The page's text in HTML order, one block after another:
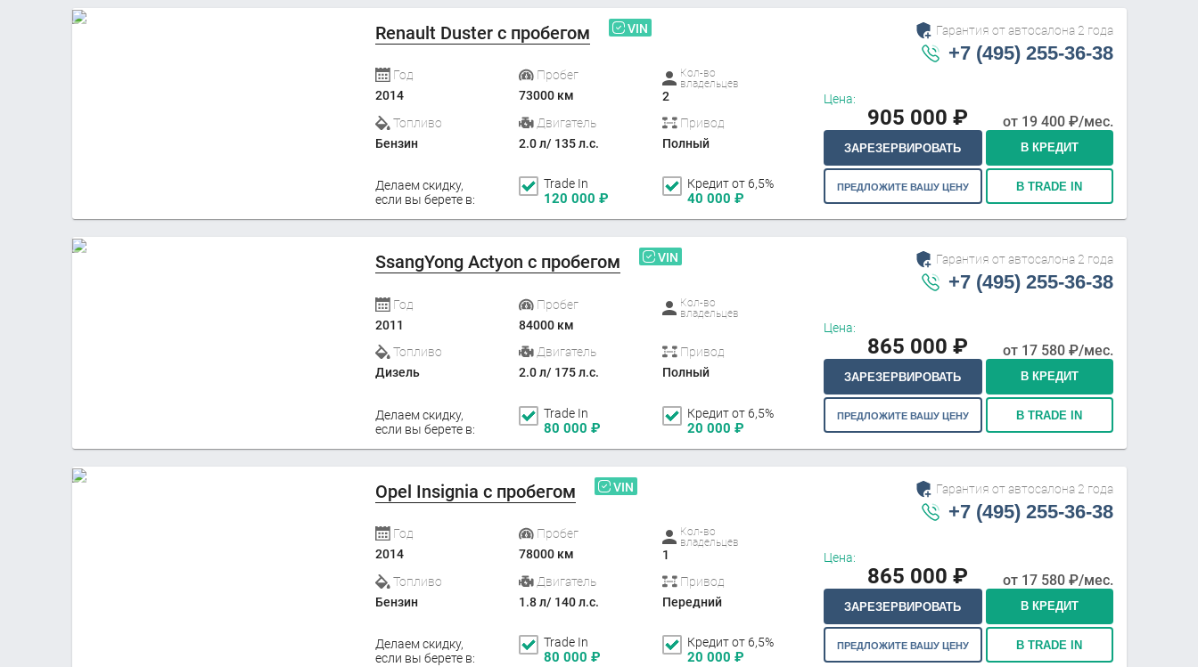
Renault Duster с пробегом VIN
Год
2014
Пробег
73000 км
Кол-во
владельцев
2
Топливо
Бензин
Двигатель
2.0 л/ 135 л.с.
Привод
Полный
Делаем скидку,
если вы берете в:
Trade In
120 000 ₽
Кредит от 6,5%
40 000 ₽
Гарантия от автосалона 2 года
+7 (495) 255-36-38
Цена:
905 000 ₽ от 19 400₽/мес.
ЗАРЕЗЕРВИРОВАТЬ В КРЕДИТ
ПРЕДЛОЖИТЕ ВАШУ ЦЕНУ В TRADE IN
SsangYong Actyon с пробегом VIN
Год
2011
Пробег
84000 км
Кол-во
владельцев
Топливо
Дизель
Двигатель
2.0 л/ 175 л.с.
Привод
Полный
Делаем скидку,
если вы берете в:
Trade In
80 000 ₽
Кредит от 6,5%
20 000 ₽
Гарантия от автосалона 2 года
+7 (495) 255-36-38
Цена:
865 000 ₽ от 17 580₽/мес.
ЗАРЕЗЕРВИРОВАТЬ В КРЕДИТ
ПРЕДЛОЖИТЕ ВАШУ ЦЕНУ В TRADE IN
Opel Insignia с пробегом VIN
Год
2014
Пробег
78000 км
Кол-во
владельцев
1
Топливо
Бензин
Двигатель
1.8 л/ 140 л.с.
Привод
Передний
Делаем скидку,
если вы берете в:
Trade In
80 000 ₽
Кредит от 6,5%
20 000 ₽
Гарантия от автосалона 2 года
+7 (495) 255-36-38
Цена:
865 000 ₽ от 17 580₽/мес.
ЗАРЕЗЕРВИРОВАТЬ В КРЕДИТ
ПРЕДЛОЖИТЕ ВАШУ ЦЕНУ В TRADE IN